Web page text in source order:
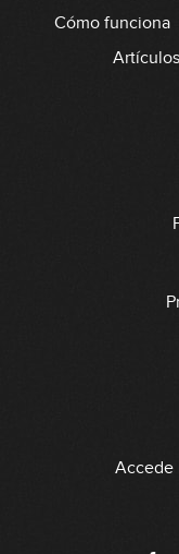
Cómo funciona
Artículos
Accede